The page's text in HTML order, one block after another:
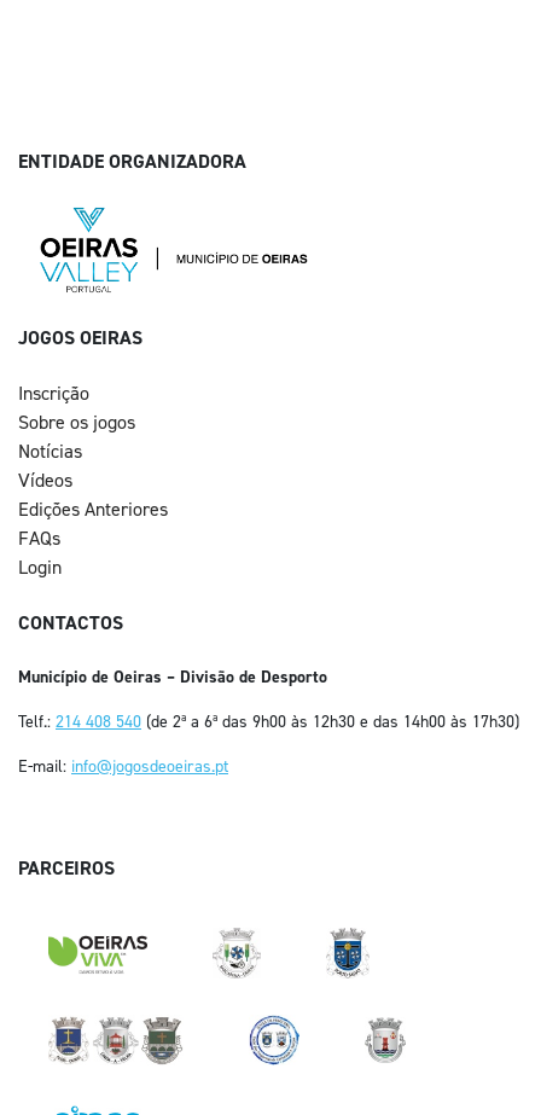
ENTIDADE ORGANIZADORA
JOGOS OEIRAS
Inscrição
Sobre os jogos
Notícias
Vídeos
Edições Anteriores
FAQs
Login
CONTACTOS
Município de Oeiras – Divisão de Desporto
Telf.: 214 408 540 (de 2ª a 6ª das 9h00 às 12h30 e das 14h00 às 17h30)
E-mail: info@jogosdeoeiras.pt
PARCEIROS